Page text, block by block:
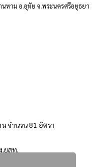
หาม อ.อุทัย จ.พระนครศรีอยุธยา
จำนวน 81 อัตรา
.ยสท.